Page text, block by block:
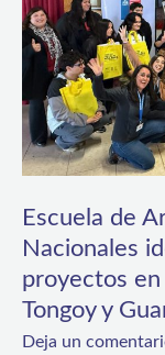
Escuela de
Nacionales
proyectos
Tongoy y
Deja un
Bienes
Nacionales
identificarán
futuros
proyectos
en
inmuebles
fiscales
en
Tongoy